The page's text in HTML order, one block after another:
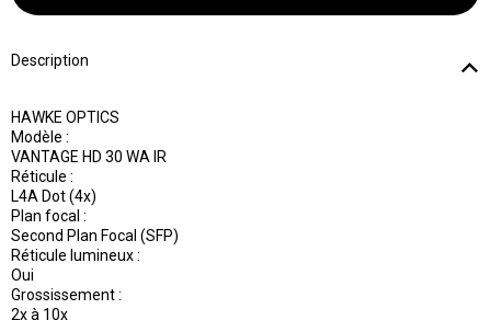
Description
HAWKE OPTICS
Modèle :
VANTAGE HD 30 WA IR
Réticule :
L4A Dot (4x)
Plan focal :
Second Plan Focal (SFP)
Réticule lumineux :
Oui
Grossissement :
2x à 10x